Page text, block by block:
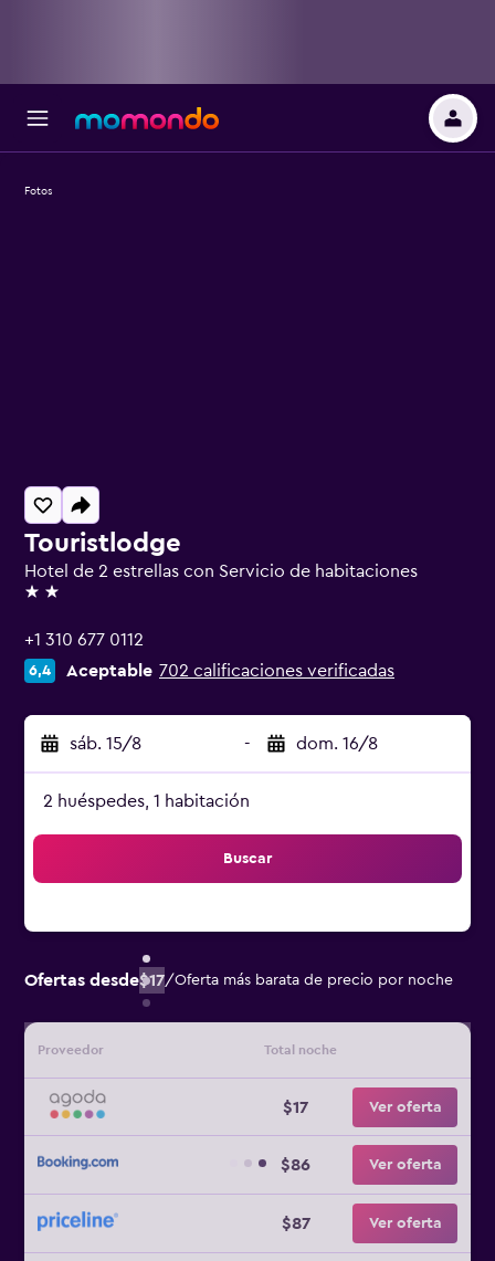
Touristlodge
Hotel de 2 estrellas con Servicio de habitaciones
2 estrellas
+1 310 677 0112
6,4 Aceptable 702 calificaciones verificadas
sáb. 15/8 - dom. 16/8
2 huéspedes, 1 habitación
Buscar
Ofertas desde$17/Oferta más barata de precio por noche
Proveedor Total noche
$17 Ver oferta
$86 Ver oferta
$87 Ver oferta
Fotos